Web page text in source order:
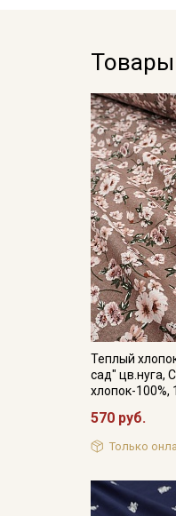
Товары
Теплый
сад" цв.нуга,
хлопок-100%,
570 руб.
Только